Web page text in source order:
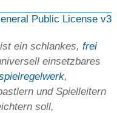
ist ein schlankes,frei
einsetz­bares
,
und Spiel­leitern
soll,